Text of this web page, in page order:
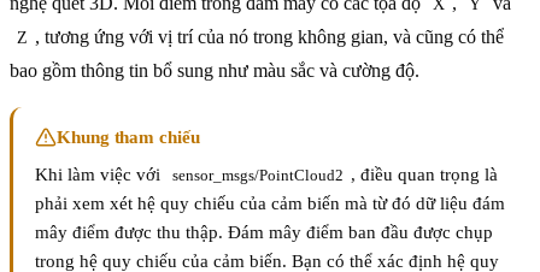
X Y
Z , tương ứng với vị trí của nó trong không gian, và cũng có thể
bao gồm thông tin bổ sung như màu sắc và cường độ.
Khung tham chiếu
Khi làm việc với
sensor_msgs/PointCloud2 , điều quan trọng là
phải xem xét hệ quy chiếu của cảm biến mà từ đó dữ liệu đám
mây điểm được thu thập. Đám mây điểm ban đầu được chụp
trong hệ quy chiếu của cảm biến. Bạn có thể xác định hệ quy